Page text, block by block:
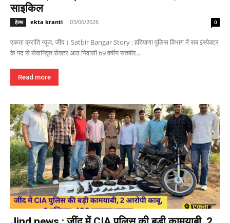
साइकिल
हेल्थ ekta kranti - 03/06/2026 0
एकता क्रांति न्यूज, जींद। Satbir Bangar Story : हरियाणा पुलिस विभाग में सब इंस्पेक्टर
के पद से सेवानिवृत सेक्टर आठ निवासी 69 वर्षीय सतबीर...
Read more